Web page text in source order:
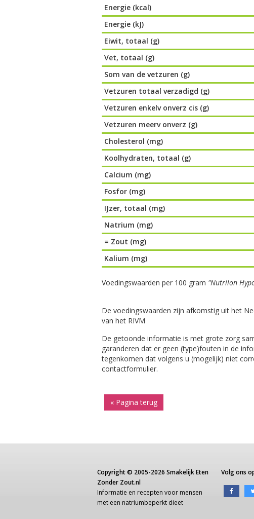
Energie (kcal)
Energie (kJ)
Eiwit, totaal (g)
Vet, totaal (g)
Som van de vetzuren (g)
Vetzuren totaal verzadigd (g)
Vetzuren enkelv onverz cis (g)
Vetzuren meerv onverz (g)
Cholesterol (mg)
Koolhydraten, totaal (g)
Calcium (mg)
Fosfor (mg)
IJzer, totaal (mg)
Natrium (mg)
= Zout (mg)
Kalium (mg)
Voedingswaarden per 100 gram "Nutrilon
De voedingswaarden zijn afkomstig uit het
van het RIVM
De getoonde informatie is met grote zorg
garanderen dat er geen (type)fouten in de
tegenkomen dat volgens u (mogelijk) niet
contactformulier.
« Pagina terug
Copyright © 2005-2026 Smakelijk Eten
Zonder Zout.nl
Informatie en recepten voor mensen
met een natriumbeperkt dieet
Volg ons